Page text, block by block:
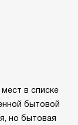
в списке
бытовой
но бытовая